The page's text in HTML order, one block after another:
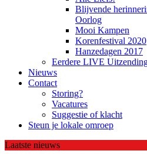
Blijvende
Oorlog
Mooi Kampen
Korenfestival 2020
Hanzedagen 2017
Eerdere LIVE
Nieuws
Contact
Storing?
Vacatures
Suggestie of klacht
Steun je lokale omroep
Laatste nieuws